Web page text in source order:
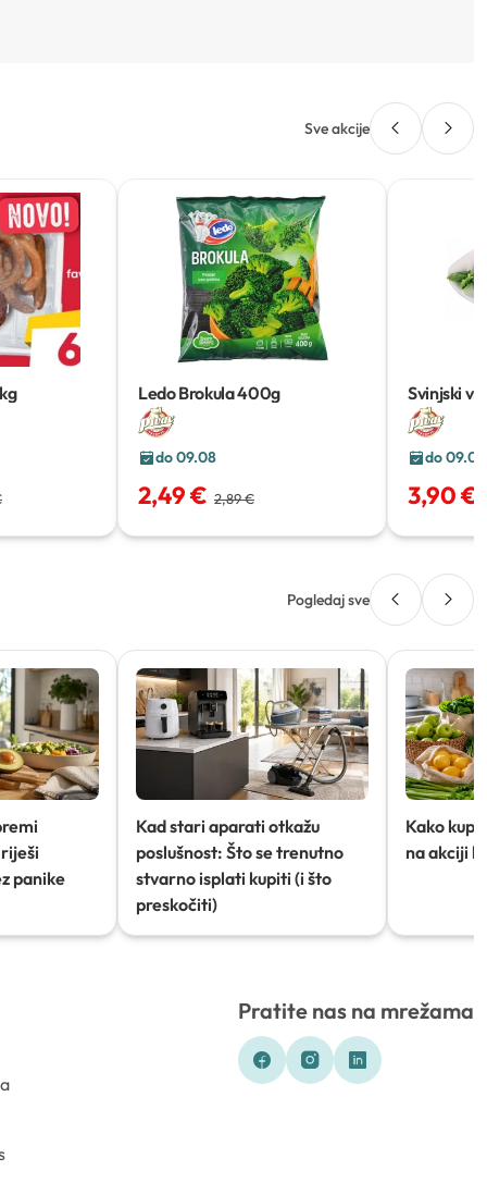
Sve akcije
Ledo Brokula400g
do 09.08
2,49 € 2,89 €
Svinjski
do 09.08
3,90 €
Pogledaj sve
panike
Kad stari aparati otkažu
poslušnost: Što se trenutno
stvarno isplati kupiti (i što
preskočiti)
Kako
na akciji
Pratite nas na mrežama